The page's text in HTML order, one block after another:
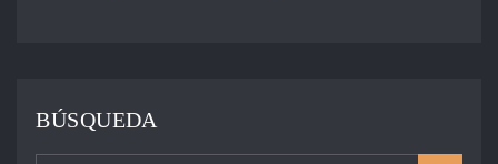
(secuestro,
tortura y
BÚSQUEDA